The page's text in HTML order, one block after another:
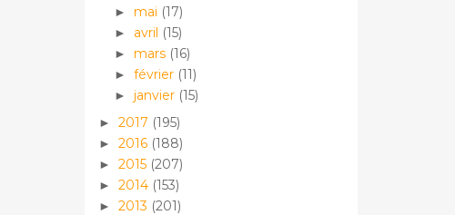
► mai (17)
► avril (15)
► mars (16)
► février (11)
► janvier (15)
► 2017 (195)
► 2016 (188)
► 2015 (207)
► 2014 (153)
► 2013 (201)